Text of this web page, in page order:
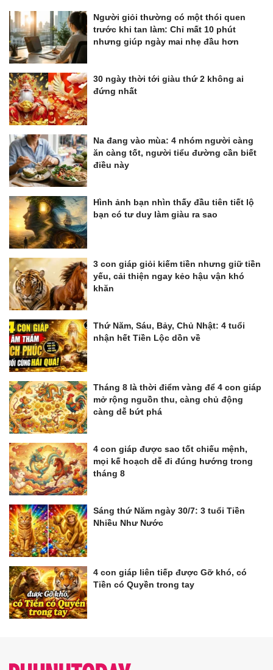
Người giỏi thường có một thói quen
trước khi tan làm: Chỉ mất 10 phút
nhưng giúp ngày mai nhẹ đầu hơn
30 ngày thời tới giàu thứ 2 không ai
đứng nhất
Na đang vào mùa: 4 nhóm người càng
ăn càng tốt, người tiểu đường cần biết
điều này
Hình ảnh bạn nhìn thấy đầu tiên tiết lộ
bạn có tư duy làm giàu ra sao
3 con giáp giỏi kiếm tiền nhưng giữ tiền
yếu, cải thiện ngay kẻo hậu vận khó
khăn
Thứ Năm, Sáu, Bảy, Chủ Nhật: 4 tuổi
nhận hết Tiền Lộc dồn về
Tháng 8 là thời điểm vàng để 4 con giáp
mở rộng nguồn thu, càng chủ động
càng dễ bứt phá
4 con giáp được sao tốt chiếu mệnh,
mọi kế hoạch dễ đi đúng hướng trong
tháng 8
Sáng thứ Năm ngày 30/7: 3 tuổi Tiền
Nhiều Như Nước
4 con giáp liên tiếp được Gỡ khó, có
Tiền có Quyền trong tay